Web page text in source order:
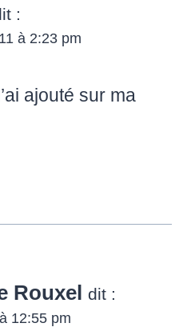
:
à 2:23 pm
ajouté sur ma
Rouxel dit :
12:55 pm